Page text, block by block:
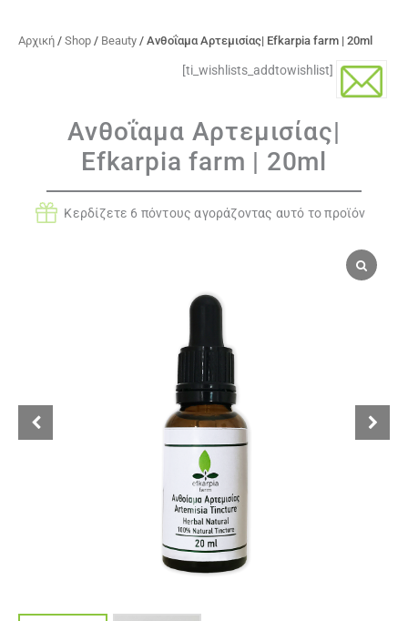
Αρχική / Shop / Beauty / Ανθοΐαμα Αρτεμισίας| Efkarpia farm | 20ml
[ti_wishlists_addtowishlist]
Ανθοΐαμα Αρτεμισίας|
Efkarpia farm | 20ml
Κερδίζετε 6 πόντους αγοράζοντας αυτό το προϊόν